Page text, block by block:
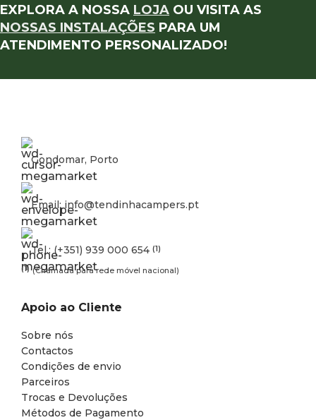
EXPLORA A NOSSA LOJA OU VISITA AS
NOSSAS INSTALAÇÕES PARA UM
ATENDIMENTO PERSONALIZADO!
Gondomar, Porto
Email: info@tendinhacampers.pt
Tel.: (+351) 939 000 654 (1)
(1) (Chamada para rede móvel nacional)
Apoio ao Cliente
Sobre nós
Contactos
Condições de envio
Parceiros
Trocas e Devoluções
Métodos de Pagamento